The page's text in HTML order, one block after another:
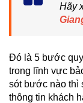
Hãy
Đó là 5 bước
trong lĩnh vực
sót bước nào thì
thông tin khách